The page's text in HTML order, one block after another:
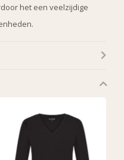
het een veelzijdige